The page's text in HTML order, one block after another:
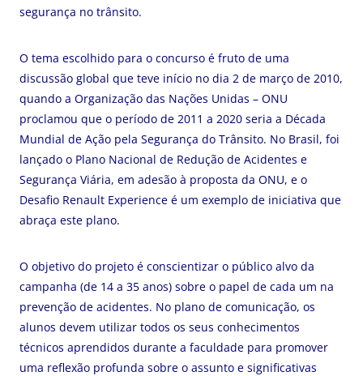
segurança no trânsito.
O tema escolhido para o concurso é fruto de uma
discussão global que teve início no dia 2 de março de 2010,
quando a Organização das Nações Unidas – ONU
proclamou que o período de 2011 a 2020 seria a Década
Mundial de Ação pela Segurança do Trânsito. No Brasil, foi
lançado o Plano Nacional de Redução de Acidentes e
Segurança Viária, em adesão à proposta da ONU, e o
Desafio Renault Experience é um exemplo de iniciativa que
abraça este plano.
O objetivo do projeto é conscientizar o público alvo da
campanha (de 14 a 35 anos) sobre o papel de cada um na
prevenção de acidentes. No plano de comunicação, os
alunos devem utilizar todos os seus conhecimentos
técnicos aprendidos durante a faculdade para promover
uma reflexão profunda sobre o assunto e significativas